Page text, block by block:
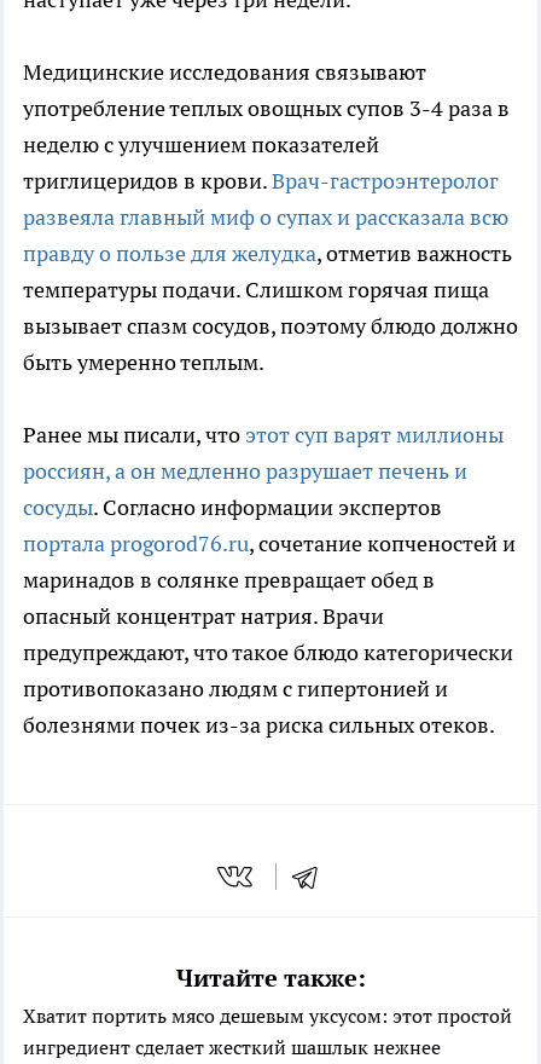
Медицинские исследования связывают
употребление теплых овощных супов 3-4 раза в
неделю с улучшением показателей
триглицеридов в крови.Врач-гастроэнтеролог
развеяла главный миф о супах и рассказала всю
правду о пользе для желудка, отметив важность
температуры подачи. Слишком горячая пища
вызывает спазм сосудов, поэтому блюдо должно
быть умеренно теплым.
Ранее мы писали, что этот суп варят миллионы
россиян, а он медленно разрушает печень и
сосуды. Согласно информации экспертов
портала progorod76.ru, сочетание копченостей и
маринадов в солянке превращает обед в
опасный концентрат натрия. Врачи
предупреждают, что такое блюдо категорически
противопоказано людям с гипертонией и
болезнями почек из-за риска сильных отеков.
Читайте также:
Хватит портить мясо дешевым уксусом: этот простой
ингредиент сделает жесткий шашлык нежнее